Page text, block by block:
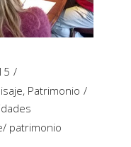
, Patrimonio
/ patrimonio